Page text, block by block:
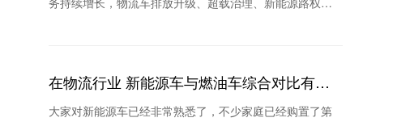
在物流行业 新能源车与燃油车综合对比有哪
些优势？
大家对新能源车已经非常熟悉了，不少家庭已经购置了第